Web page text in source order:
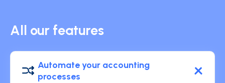
All our features
Automate your accounting
processes